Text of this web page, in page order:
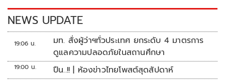
k k
NEWS UPDATE
19:06 น.
มท. สั่งผู้ว่าฯทั่วประเทศ ยกระดับ 4 มาตรการ
ดูแลความปลอดภัยในสถานศึกษา
19:00 น. ปืน..!! | ห้องข่าวไทยโพสต์สุดสัปดาห์